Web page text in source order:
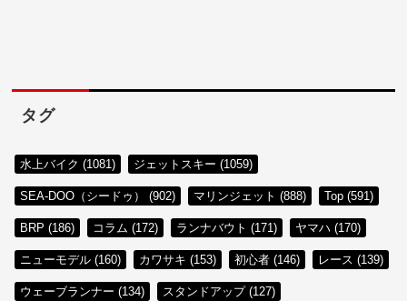
タグ
水上バイク (1081) ジェットスキー (1059)
SEA-DOO（シードゥ） (902) マリンジェット (888) Top (591)
BRP (186) コラム (172) ランナバウト (171) ヤマハ (170)
ニューモデル (160) カワサキ (153) 初心者 (146) レース (139)
ウェーブランナー (134) スタンドアップ (127)